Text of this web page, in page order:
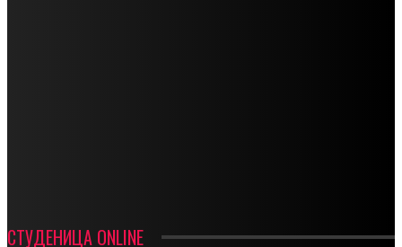
СТУДЕНИЦА ONLINE